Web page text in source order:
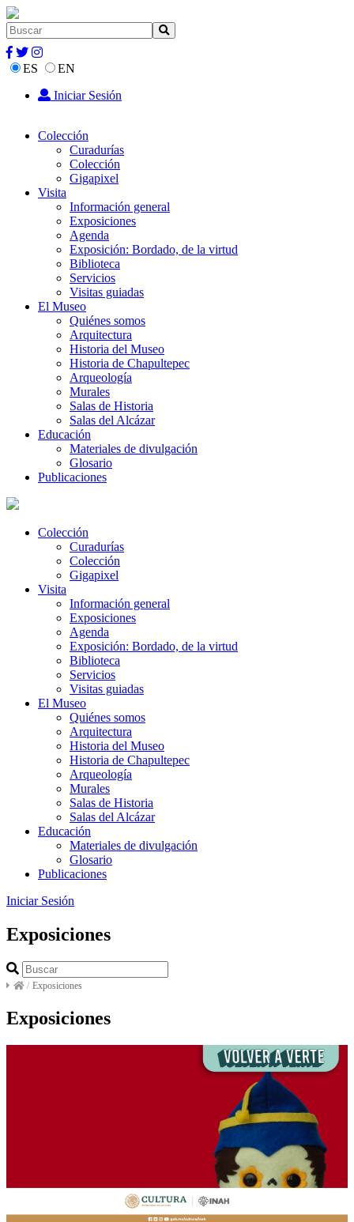
ES
EN
Iniciar Sesión
Colección
Curadurías
Colección
Gigapixel
Visita
Información general
Exposiciones
Agenda
Exposición: Bordado, de la virtud
Biblioteca
Servicios
Visitas guiadas
El Museo
Quiénes somos
Arquitectura
Historia del Museo
Historia de Chapultepec
Arqueología
Murales
Salas de Historia
Salas del Alcázar
Educación
Materiales de divulgación
Glosario
Publicaciones
Colección
Curadurías
Colección
Gigapixel
Visita
Información general
Exposiciones
Agenda
Exposición: Bordado, de la virtud
Biblioteca
Servicios
Visitas guiadas
El Museo
Quiénes somos
Arquitectura
Historia del Museo
Historia de Chapultepec
Arqueología
Murales
Salas de Historia
Salas del Alcázar
Educación
Materiales de divulgación
Glosario
Publicaciones
Iniciar Sesión
Exposiciones
/ Exposiciones
Exposiciones